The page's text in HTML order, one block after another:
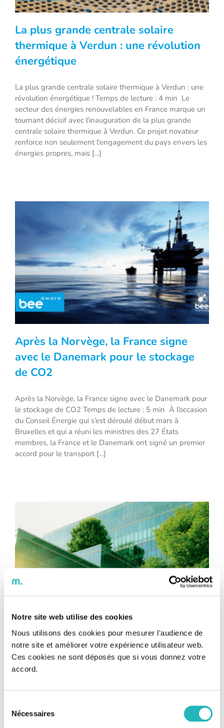
Notre site web utilise des cookies
Nous utilisons des cookies pour mesurer l'audience de
notre site et améliorer votre expérience utilisateur web.
Ces cookies ne sont déposés que si vous donnez votre
accord.
Nécessaires
thermique à Verdun : une révolution
énergétique
La plus grande centrale solaire
thermique à Verdun : une révolution
énergétique
La plus grande centrale solaire thermique à Verdun : une
révolution énergétique ! Temps de lecture : 4 min Le
secteur des énergies renouvelables en France marque un
tournant décisif avec l'inauguration de la plus grande
centrale solaire thermique à Verdun. Ce projet novateur
renforce non seulement l'engagement du pays envers les
énergies propres, mais [...]
Après la Norvège, la France signe avec
le Danemark pour le stockage de CO2
Après la Norvège, la France signe
avec le Danemark pour le stockage
de CO2
Après la Norvège, la France signe avec le Danemark pour
le stockage de CO2 Temps de lecture : 5 min À l’occasion
du Conseil Énergie qui s’est déroulé début mars à
Bruxelles et qui a réuni les ministres des 27 États
membres, la France et le Danemark ont signé un premier
accord pour le transport [...]
« Déclaration de Chaillot » : 70 pays
s’engagent vers la transition
écologique du bâtiment
transition écologique du bâtiment Temps de lecture : 5
min À l’occasion du Forum Mondial Bâtiments et Climat,